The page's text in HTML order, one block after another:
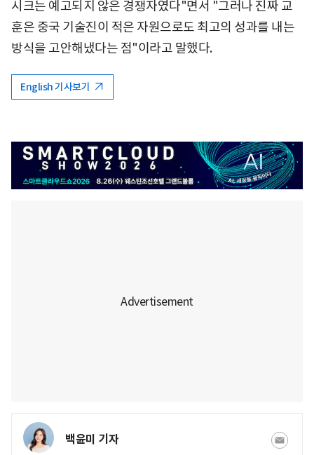
시크는 예고되지 않은 경쟁자였다"면서 "그러나 진짜 교
훈은 중국 기술진이 적은 자원으로도 최고의 성과를 내는
방식을 고안해냈다는 점"이라고 말했다.
English 기사보기
백윤미 기자